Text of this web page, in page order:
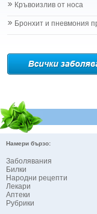
Кръвоизлив от носа
Бронхит и пневмония
Намери бързо:
Заболявания
Билки
Народни рецепти
Лекари
Аптеки
Рубрики